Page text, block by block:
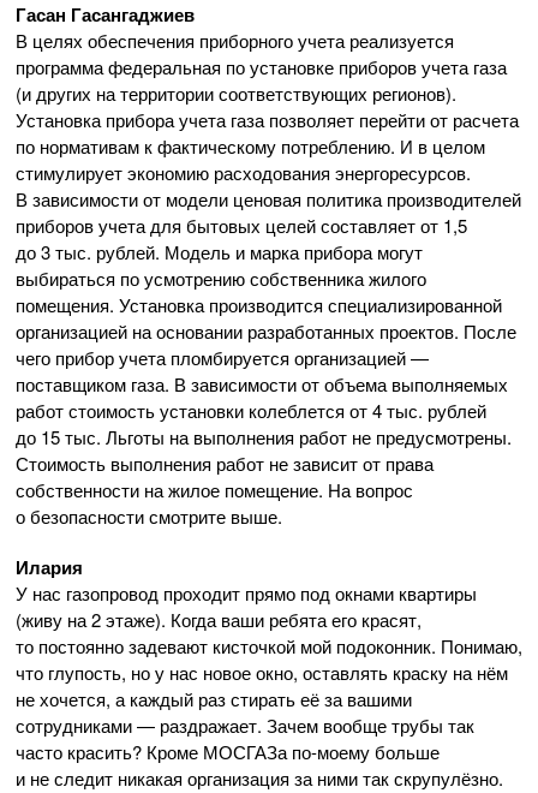
Гасан Гасангаджиев
В целях обеспечения приборного учета реализуется
программа федеральная по установке приборов учета газа
(и других на территории соответствующих регионов).
Установка прибора учета газа позволяет перейти от расчета
по нормативам к фактическому потреблению. И в целом
стимулирует экономию расходования энергоресурсов.
В зависимости от модели ценовая политика производителей
приборов учета для бытовых целей составляет от 1,5
до 3 тыс. рублей. Модель и марка прибора могут
выбираться по усмотрению собственника жилого
помещения. Установка производится специализированной
организацией на основании разработанных проектов. После
чего прибор учета пломбируется организацией —
поставщиком газа. В зависимости от объема выполняемых
работ стоимость установки колеблется от 4 тыс. рублей
до 15 тыс. Льготы на выполнения работ не предусмотрены.
Стоимость выполнения работ не зависит от права
собственности на жилое помещение. На вопрос
о безопасности смотрите выше.
Илария
У нас газопровод проходит прямо под окнами квартиры
(живу на 2 этаже). Когда ваши ребята его красят,
то постоянно задевают кисточкой мой подоконник. Понимаю,
что глупость, но у нас новое окно, оставлять краску на нём
не хочется, а каждый раз стирать её за вашими
сотрудниками — раздражает. Зачем вообще трубы так
часто красить? Кроме МОСГАЗа по-моемубольше
и не следит никакая организация за ними так скрупулёзно.